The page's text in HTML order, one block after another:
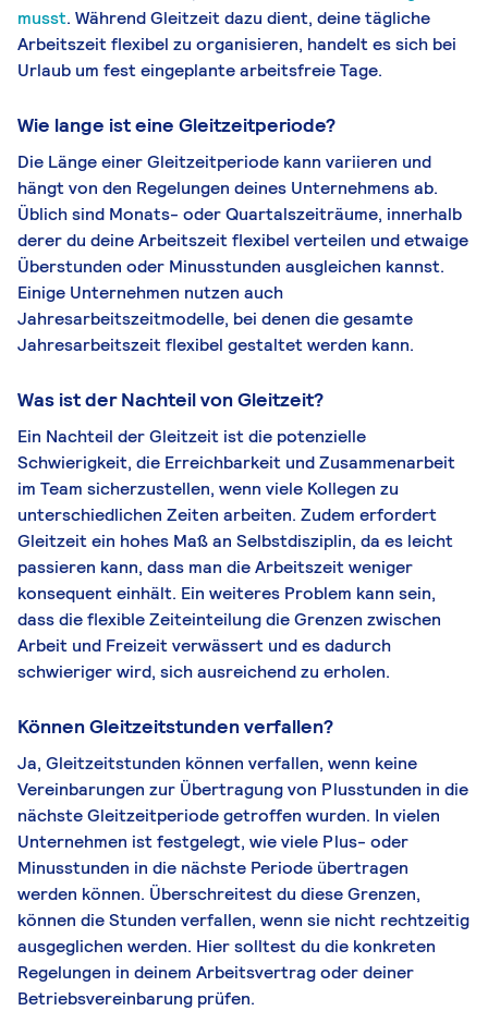
musst. Während Gleitzeit dazu dient, deine tägliche
Arbeitszeit flexibel zu organisieren, handelt es sich bei
Urlaub um fest eingeplante arbeitsfreie Tage.
Wie lange ist eine Gleitzeitperiode?
Die Länge einer Gleitzeitperiode kann variieren und
hängt von den Regelungen deines Unternehmens ab.
Üblich sind Monats- oder Quartalszeiträume, innerhalb
derer du deine Arbeitszeit flexibel verteilen und etwaige
Überstunden oder Minusstunden ausgleichen kannst.
Einige Unternehmen nutzen auch
Jahresarbeitszeitmodelle, bei denen die gesamte
Jahresarbeitszeit flexibel gestaltet werden kann.
Was ist der Nachteil von Gleitzeit?
Ein Nachteil der Gleitzeit ist die potenzielle
Schwierigkeit, die Erreichbarkeit und Zusammenarbeit
im Team sicherzustellen, wenn viele Kollegen zu
unterschiedlichen Zeiten arbeiten. Zudem erfordert
Gleitzeit ein hohes Maß an Selbstdisziplin, da es leicht
passieren kann, dass man die Arbeitszeit weniger
konsequent einhält. Ein weiteres Problem kann sein,
dass die flexible Zeiteinteilung die Grenzen zwischen
Arbeit und Freizeit verwässert und es dadurch
schwieriger wird, sich ausreichend zu erholen.
Können Gleitzeitstunden verfallen?
Ja, Gleitzeitstunden können verfallen, wenn keine
Vereinbarungen zur Übertragung von Plusstunden in die
nächste Gleitzeitperiode getroffen wurden. In vielen
Unternehmen ist festgelegt, wie viele Plus- oder
Minusstunden in die nächste Periode übertragen
werden können. Überschreitest du diese Grenzen,
können die Stunden verfallen, wenn sie nicht rechtzeitig
ausgeglichen werden. Hier solltest du die konkreten
Regelungen in deinem Arbeitsvertrag oder deiner
Betriebsvereinbarung prüfen.